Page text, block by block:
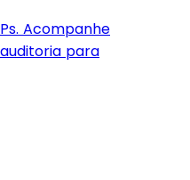
Acompanhe
para